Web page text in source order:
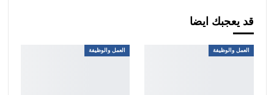
قد يعجبك ايضا
العمل والوظيفة العمل والوظيفة